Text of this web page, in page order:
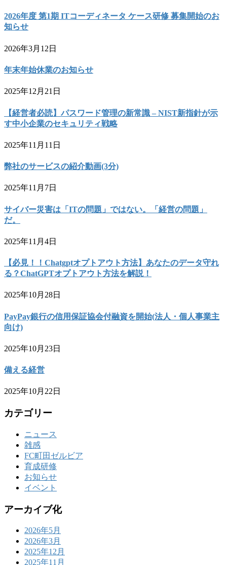
2026年度 第1期 ITコーディネータ ケース研修 募集開始のお
知らせ
2026年3月12日
年末年始休業のお知らせ
2025年12月21日
【経営者必読】パスワード管理の新常識 – NIST新指針が示
す中小企業のセキュリティ戦略
2025年11月11日
弊社のサービスの紹介動画(3分)
2025年11月7日
サイバー災害は「ITの問題」ではない。「経営の問題」
だ。
2025年11月4日
【必見！！Chatgptオプトアウト方法】あなたのデータ守れ
る？ChatGPTオプトアウト方法を解説！
2025年10月28日
PayPay銀行の信用保証協会付融資を開始(法人・個人事業主
向け)
2025年10月23日
備える経営
2025年10月22日
カテゴリー
ニュース
雑感
FC町田ゼルビア
育成研修
お知らせ
イベント
アーカイブ化
2026年5月
2026年3月
2025年12月
2025年11月